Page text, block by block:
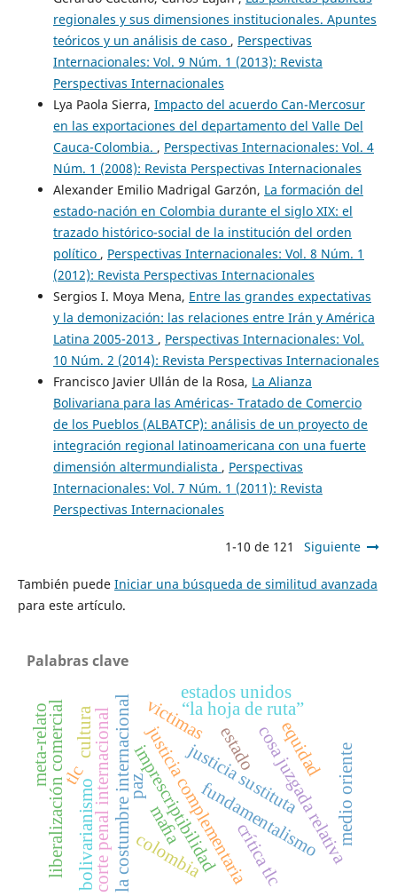
regionales y sus dimensiones institucionales. Apuntes
teóricos y un análisis de caso , Perspectivas
Internacionales: Vol. 9 Núm. 1 (2013): Revista
Perspectivas Internacionales
Lya Paola Sierra, Impacto del acuerdo Can-Mercosur
en las exportaciones del departamento del Valle Del
Cauca-Colombia. , Perspectivas Internacionales: Vol. 4
Núm. 1 (2008): Revista Perspectivas Internacionales
Alexander Emilio Madrigal Garzón, La formación del
estado-nación en Colombia durante el siglo XIX: el
trazado histórico-social de la institución del orden
político , Perspectivas Internacionales: Vol. 8 Núm. 1
(2012): Revista Perspectivas Internacionales
Sergios I. Moya Mena, Entre las grandes expectativas
y la demonización: las relaciones entre Irán y América
Latina 2005-2013 , Perspectivas Internacionales: Vol.
10 Núm. 2 (2014): Revista Perspectivas Internacionales
Francisco Javier Ullán de la Rosa, La Alianza
Bolivariana para las Américas- Tratado de Comercio
de los Pueblos (ALBATCP): análisis de un proyecto de
integración regional latinoamericana con una fuerte
dimensión altermundialista , Perspectivas
Internacionales: Vol. 7 Núm. 1 (2011): Revista
Perspectivas Internacionales
1-10 de 121 Siguiente
También puede Iniciar una búsqueda de similitud avanzada
para este artículo.
Palabras clave
corte penal internacionaljusticia complementaria
justicia sustitutacosa juzgada relativa
imprescriptibilidad
la costumbre internacional victimas“la hoja de ruta”
fundamentalismo
paz medio oriente
bolivarianismo crítica tlc
tlc
colombia
estados unidos
cultura
liberalización comercial estado
meta-relato equidad
maﬁa